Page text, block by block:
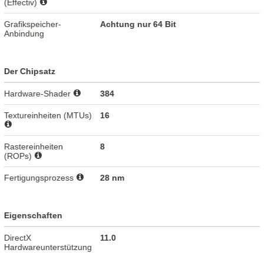
(Effectiv)
Grafikspeicher-
Anbindung
Achtung nur 64 Bit
Der Chipsatz
Hardware-Shader 384
Textureinheiten (MTUs) 16
Rastereinheiten
(ROPs)
8
Fertigungsprozess 28 nm
Eigenschaften
DirectX
Hardwareunterstützung
11.0